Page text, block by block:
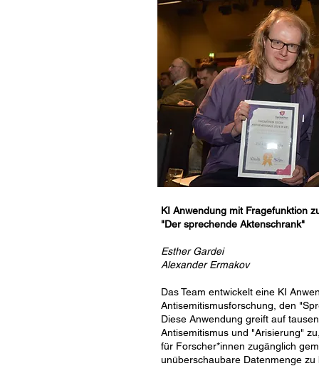
KI Anwendung mit Fragefunktion
"Der sprechende Aktenschrank"
Esther Gardei
Alexander Ermakov
Das Team entwickelt eine KI
Antisemitismusforschung, den
Diese Anwendung greift auf
Antisemitismus und "Arisierung"
für Forscher*innen zugänglich
unüberschaubare Datenmenge zu